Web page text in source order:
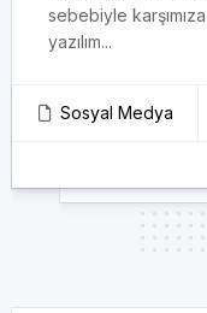
sebebiyle
yazılım...
Sosyal Medya